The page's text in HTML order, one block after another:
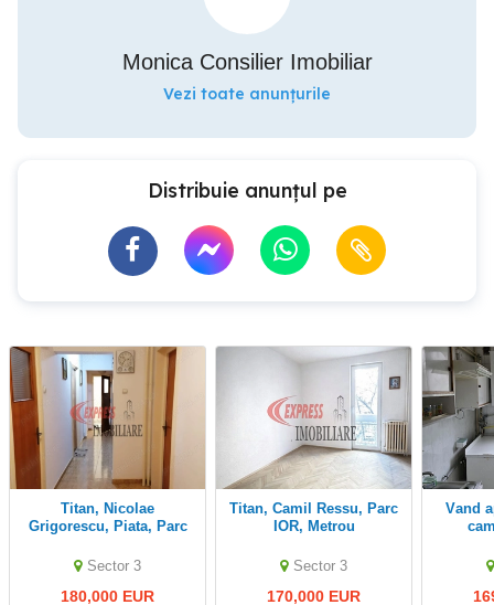
Monica Consilier Imobiliar
Vezi toate anunțurile
Distribuie anunțul pe
Titan, Nicolae
Grigorescu, Piata, Parc
Sector 3
180,000 EUR
Titan, Camil Ressu, Parc
IOR, Metrou
Sector 3
170,000 EUR
vand apartament cu 4